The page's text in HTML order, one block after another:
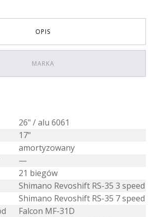
OPIS
MARKA
26" / alu 6061
17"
amortyzowany
—
21 biegów
Shimano Revoshift RS-35 3 speed
Shimano Revoshift RS-35 7 speed
Falcon MF-31D